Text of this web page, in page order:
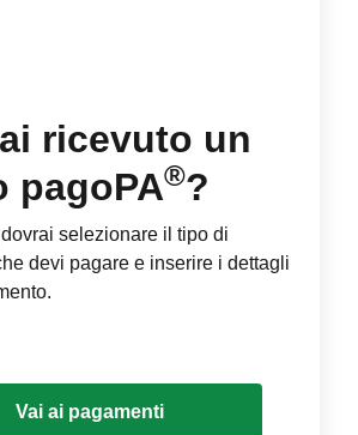
ricevuto un
pagoPA®?
selezionare il tipo di
devi pagare e inserire i dettagli
Vai ai pagamenti